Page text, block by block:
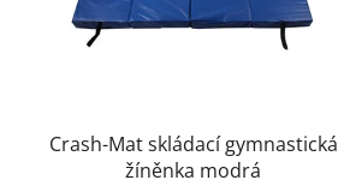
Crash-Mat skládací gymnastická
žíněnka modrá